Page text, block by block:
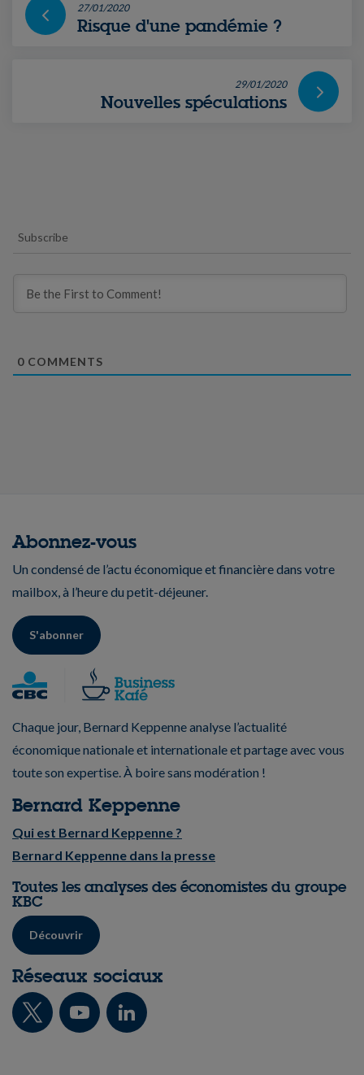
27/01/2020
Risque d'une pandémie ?
29/01/2020
Nouvelles spéculations
Subscribe
0 COMMENTS
Abonnez-vous
Un condensé de l’actu économique et financière dans votre
mailbox, à l’heure du petit-déjeuner.
S'abonner
Chaque jour, Bernard Keppenne analyse l’actualité
économique nationale et internationale et partage avec vous
toute son expertise. À boire sans modération !
Bernard Keppenne
Qui est Bernard Keppenne ?
Bernard Keppenne dans la presse
Toutes les analyses des économistes du groupe
KBC
Découvrir
Réseaux sociaux